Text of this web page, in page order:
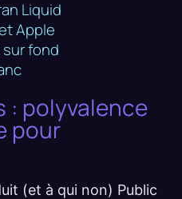
: polyvalence
pour
(et à qui non) Public